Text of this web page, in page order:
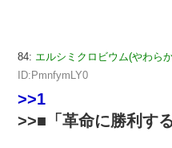
84: エルシミクロビウム(やわら
ID:PmnfymLY0
>>1
>>■「革命に勝利す